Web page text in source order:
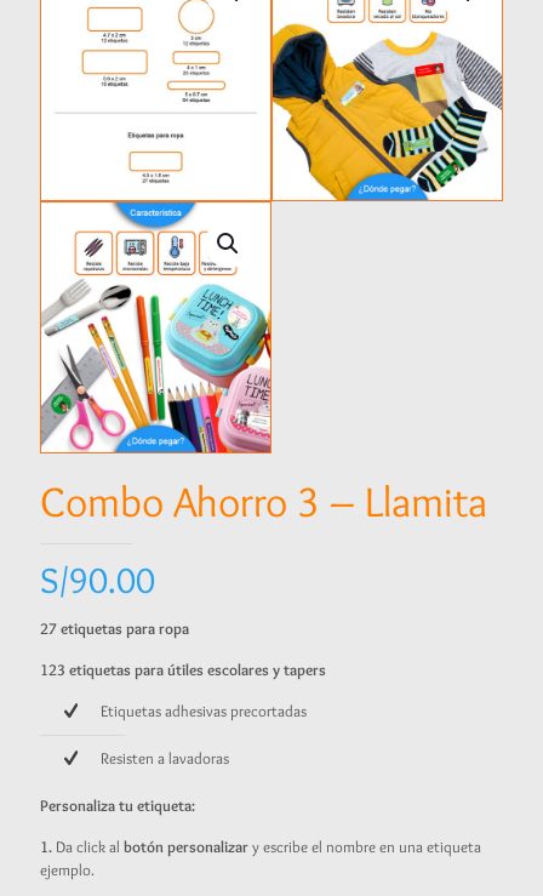
Combo Ahorro 3 – Llamita
S/90.00
27 etiquetas para ropa
123 etiquetas para útiles escolares y tapers
Etiquetas adhesivas precortadas
Resisten a lavadoras
Personaliza tu etiqueta:
1. Da click al botón personalizary escribe el nombre en una etiqueta
ejemplo.